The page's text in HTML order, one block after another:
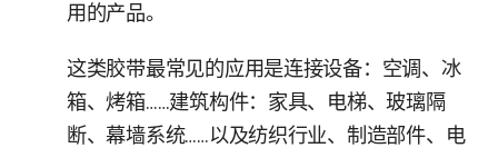
用的产品。
这类胶带最常见的应用是连接设备：空调、冰
箱、烤箱……建筑构件：家具、电梯、玻璃隔
断、幕墙系统……以及纺织行业、制造部件、电